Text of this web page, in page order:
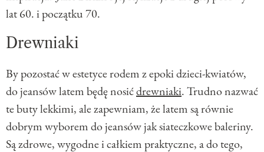
lat 60. i początku 70.
Drewniaki
By pozostać w estetyce rodem z epoki dzieci-kwiatów,
do jeansów latem będę nosićdrewniaki. Trudno nazwać
te buty lekkimi, ale zapewniam, że latem są równie
dobrym wyborem do jeansów jak siateczkowe baleriny.
Są zdrowe, wygodne i całkiem praktyczne, a do tego,